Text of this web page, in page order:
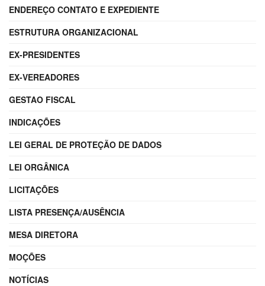
ENDEREÇO CONTATO E EXPEDIENTE
ESTRUTURA ORGANIZACIONAL
EX-PRESIDENTES
EX-VEREADORES
GESTAO FISCAL
INDICAÇÕES
LEI GERAL DE PROTEÇÃO DE DADOS
LEI ORGÂNICA
LICITAÇÕES
LISTA PRESENÇA/AUSÊNCIA
MESA DIRETORA
MOÇÕES
NOTÍCIAS